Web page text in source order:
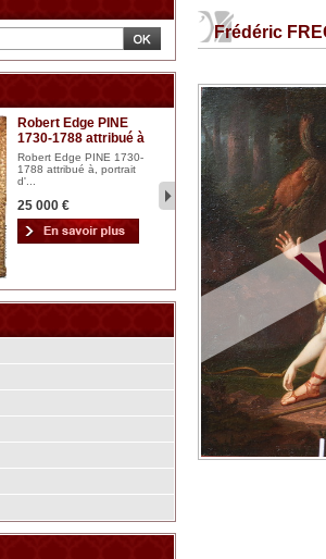
Robert Edge PINE
1730-1788 attribué à
Robert Edge PINE 1730-
1788 attribué à, portrait
d'...
25 000 €
Frédéric